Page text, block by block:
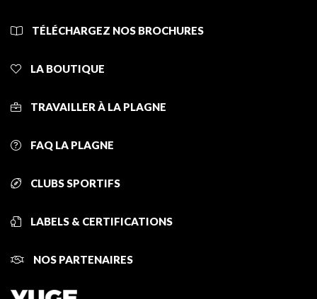
TÉLÉCHARGEZ NOS BROCHURES
LA BOUTIQUE
TRAVAILLER À LA PLAGNE
FAQ LA PLAGNE
CLUBS SPORTIFS
LABELS & CERTIFICATIONS
NOS PARTENAIRES